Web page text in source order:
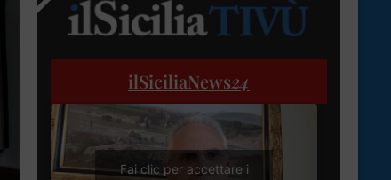
ilSiciliaNews24
Fai clic per accettare i